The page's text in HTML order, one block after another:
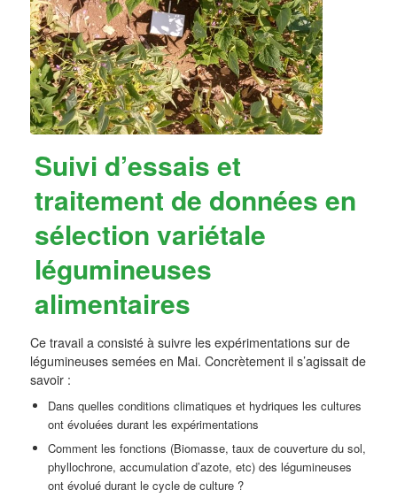
Suivi d’essais et
traitement de données en
sélection variétale
légumineuses
alimentaires
Ce travail a consisté à suivre les expérimentations sur de
légumineuses semées en Mai. Concrètement il s’agissait de
savoir :
Dans quelles conditions climatiques et hydriques les cultures
ont évoluées durant les expérimentations
Comment les fonctions (Biomasse, taux de couverture du sol,
phyllochrone, accumulation d’azote, etc) des légumineuses
ont évolué durant le cycle de culture ?